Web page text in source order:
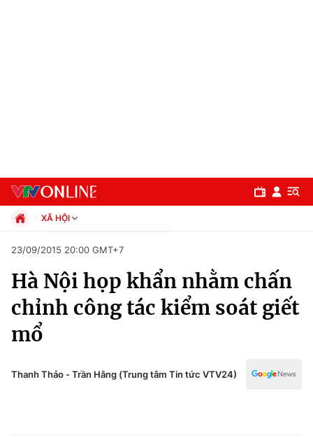
Chuyên mục
Chính trị
XÃ HỘI
Xã hội
Pháp luật
Kinh tế
Thể thao
23/09/2015 20:00 GMT+7
Hà Nội họp khẩn nhằm chấn
chỉnh công tác kiểm soát giết
mổ
Thanh Thảo - Trần Hằng (Trung tâm Tin tức VTV24)